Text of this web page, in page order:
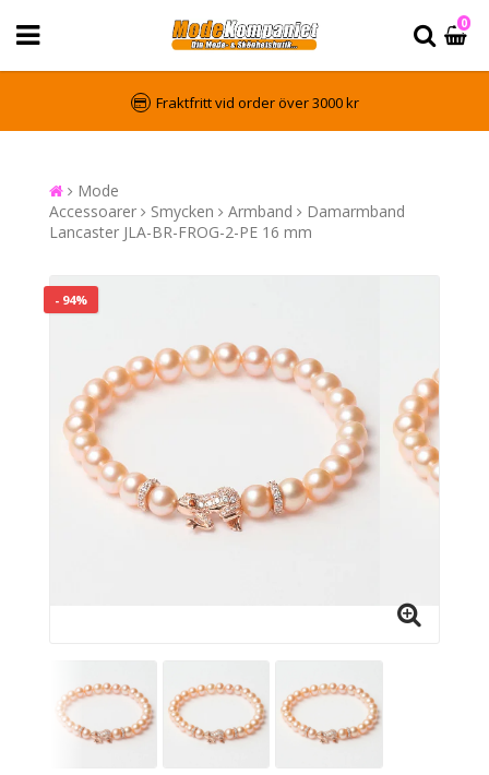
0
Fraktfritt vid order över 3000 kr
Mode
Accessoarer
Smycken Armband
Damarmband
Lancaster JLA-BR-FROG-2-PE 16 mm
- 94%